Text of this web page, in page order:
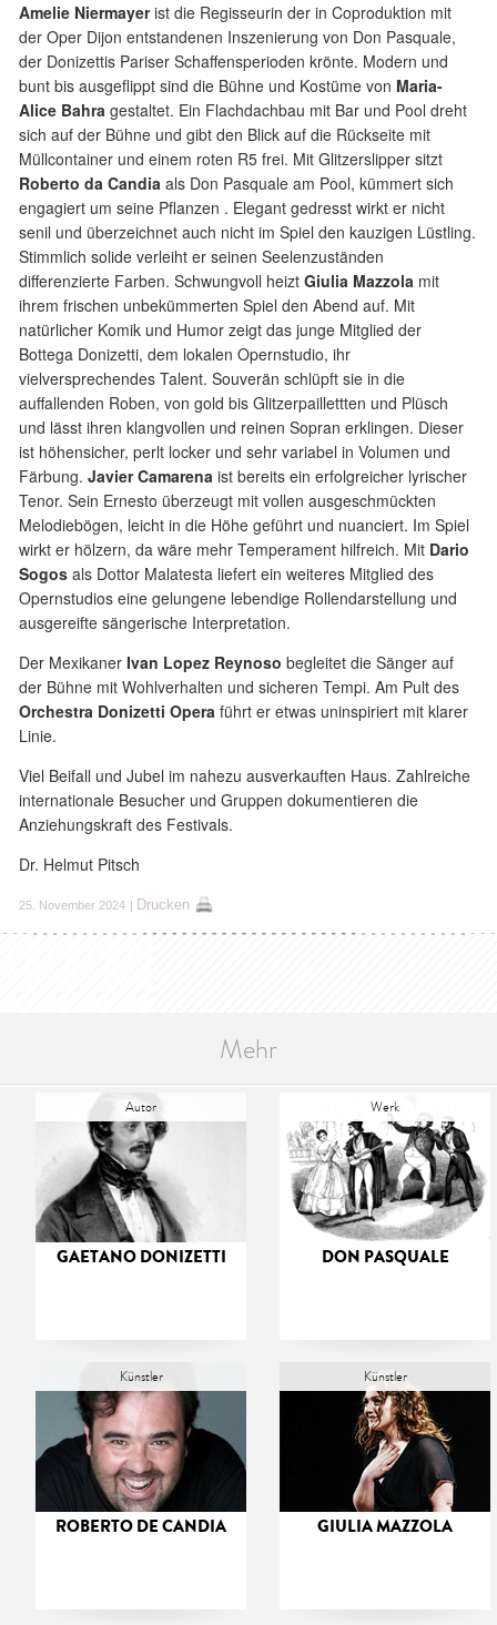
Amelie Niermayerist die Regisseurin der in Coproduktion mit
der Oper Dijon entstandenen Inszenierung von Don Pasquale,
der Donizettis Pariser Schaffensperioden krönte. Modern und
bunt bis ausgeflippt sind die Bühne und Kostüme von Maria-
Alice Bahra gestaltet. Ein Flachdachbau mit Bar und Pool dreht
sich auf der Bühne und gibt den Blick auf die Rückseite mit
Müllcontainer und einem roten R5 frei. Mit Glitzerslipper sitzt
Roberto da Candia als Don Pasquale am Pool, kümmert sich
engagiert um seine Pflanzen . Elegant gedresst wirkt er nicht
senil und überzeichnet auch nicht im Spiel den kauzigen Lüstling.
Stimmlich solide verleiht er seinen Seelenzuständen
differenzierte Farben. Schwungvoll heizt Giulia Mazzola mit
ihrem frischen unbekümmerten Spiel den Abend auf. Mit
natürlicher Komik und Humor zeigt das junge Mitglied der
Bottega Donizetti, dem lokalen Opernstudio, ihr
vielversprechendes Talent. Souverän schlüpft sie in die
auffallenden Roben, von gold bis Glitzerpaillettten und Plüsch
und lässt ihren klangvollen und reinen Sopran erklingen. Dieser
ist höhensicher, perlt locker und sehr variabel in Volumen und
Färbung. Javier Camarena ist bereits ein erfolgreicher lyrischer
Tenor. Sein Ernesto überzeugt mit vollen ausgeschmückten
Melodiebögen, leicht in die Höhe geführt und nuanciert. Im Spiel
wirkt er hölzern, da wäre mehr Temperament hilfreich. Mit Dario
Sogos als Dottor Malatesta liefert ein weiteres Mitglied des
Opernstudios eine gelungene lebendige Rollendarstellung und
ausgereifte sängerische Interpretation.
Der Mexikaner Ivan Lopez Reynoso begleitet die Sänger auf
der Bühne mit Wohlverhalten und sicheren Tempi. Am Pult des
Orchestra Donizetti Opera führt er etwas uninspiriert mit klarer
Linie.
Viel Beifall und Jubel im nahezu ausverkauften Haus. Zahlreiche
internationale Besucher und Gruppen dokumentieren die
Anziehungskraft des Festivals.
Dr. Helmut Pitsch
25. November 2024 | Drucken
Mehr
Autor
GAETANO DONIZETTI
Werk
DON PASQUALE
Künstler
ROBERTO DE CANDIA
Künstler
GIULIA MAZZOLA